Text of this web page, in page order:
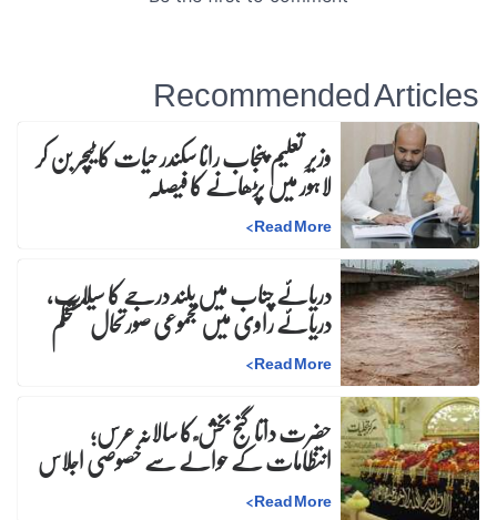
Recommended Articles
وزیرِ تعلیم پنجاب رانا سکندر حیات کا ٹیچر بن کر
لاہور میں پڑھانے کا فیصلہ
Read More
>
دریائے چناب میں بلند درجے کا سیلاب،
دریائے راوی میں مجموعی صورتحال مستحکم
Read More
>
حضرت داتا گنج بخش ؒ کا سالانہ عرس;
انتظامات کے حوالے سے خصوصی اجلاس
Read More
>